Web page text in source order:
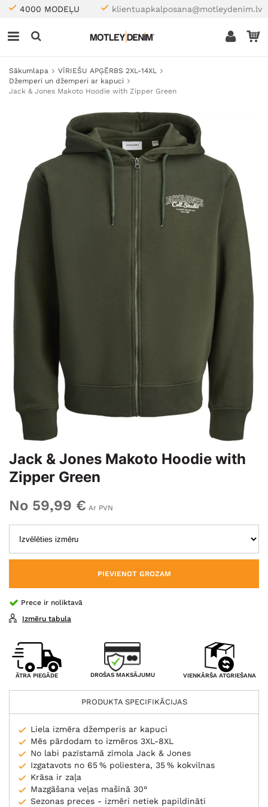
4000 MODEĻU klientuapkalposana@motleydenim.lv
Sākumlapa
VĪRIEŠU APĢĒRBS 2XL-14XL
Džemperi un džemperi ar kapuci
Jack & Jones Makoto Hoodie with Zipper Green
Jack & Jones Makoto Hoodie with
Zipper Green
No 59,99 € Ar PVN
PIEVIENOT GROZAM
Prece ir noliktavā
Izmēru tabula
ĀTRA PIEGĀDE DROŠAS MAKSĀJUMU VIENKĀRŠA ATGRIEŠANA
PRODUKTA SPECIFIKĀCIJAS
Liela izmēra džemperis ar kapuci
Mēs pārdodam to izmēros 3XL-8XL
No labi pazīstamā zīmola Jack & Jones
Izgatavots no 65 % poliestera, 35 % kokvilnas
Krāsa ir zaļa
Mazgāšana veļas mašīnā 30°
Sezonas preces - izmēri netiek papildināti